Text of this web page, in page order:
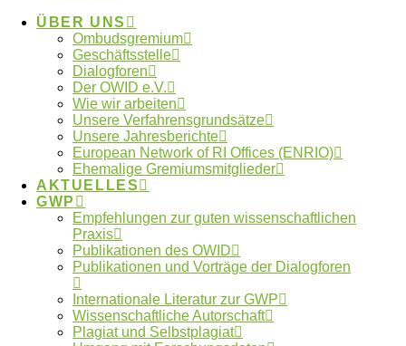
ÜBER UNS
Ombudsgremium
Geschäftsstelle
Dialogforen
Der OWID e.V.
Wie wir arbeiten
Unsere Verfahrensgrundsätze
Unsere Jahresberichte
European Network of RI Offices (ENRIO)
Ehemalige Gremiumsmitglieder
AKTUELLES
GWP
Empfehlungen zur guten wissenschaftlichen
Praxis
Publikationen des OWID
Publikationen und Vorträge der Dialogforen
Internationale Literatur zur GWP
Wissenschaftliche Autorschaft
Plagiat und Selbstplagiat
Im Rahmen des Projekts „Ombudswesen@BUA –
OBUA“ wurde eine Einführung für Ombudspersonen
in die Ombudsarbeit entwickelt – die „OBUA-Toolbox
für Ombudspersonen an Berliner
Forschungseinrichtungen“.
20.Juli 2023
GWP-Artikel des
Ombudsman im
Labourjournal
Für das aktuelle Labourjournal hat Katrin Frisch